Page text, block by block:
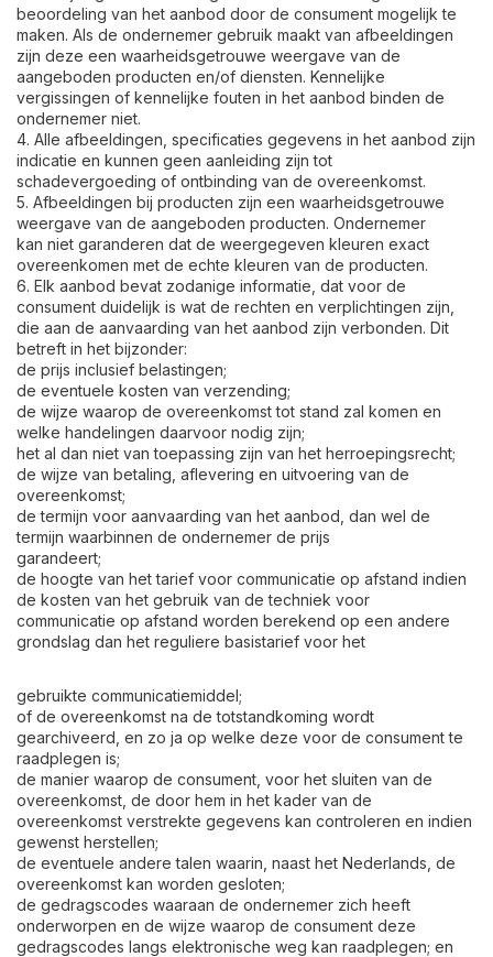
beoordeling van het aanbod door de consument mogelijk te
maken. Als de ondernemer gebruik maakt van afbeeldingen
zijn deze een waarheidsgetrouwe weergave van de
aangeboden producten en/of diensten. Kennelijke
vergissingen of kennelijke fouten in het aanbod binden de
ondernemer niet.
4. Alle afbeeldingen, specificaties gegevens in het aanbod zijn
indicatie en kunnen geen aanleiding zijn tot
schadevergoeding of ontbinding van de overeenkomst.
5. Afbeeldingen bij producten zijn een waarheidsgetrouwe
weergave van de aangeboden producten. Ondernemer
kan niet garanderen dat de weergegeven kleuren exact
overeenkomen met de echte kleuren van de producten.
6. Elk aanbod bevat zodanige informatie, dat voor de
consument duidelijk is wat de rechten en verplichtingen zijn,
die aan de aanvaarding van het aanbod zijn verbonden. Dit
betreft in het bijzonder:
de prijs inclusief belastingen;
de eventuele kosten van verzending;
de wijze waarop de overeenkomst tot stand zal komen en
welke handelingen daarvoor nodig zijn;
het al dan niet van toepassing zijn van het herroepingsrecht;
de wijze van betaling, aflevering en uitvoering van de
overeenkomst;
de termijn voor aanvaarding van het aanbod, dan wel de
termijn waarbinnen de ondernemer de prijs
garandeert;
de hoogte van het tarief voor communicatie op afstand indien
de kosten van het gebruik van de techniek voor
communicatie op afstand worden berekend op een andere
grondslag dan het reguliere basistarief voor het
gebruikte communicatiemiddel;
of de overeenkomst na de totstandkoming wordt
gearchiveerd, en zo ja op welke deze voor de consument te
raadplegen is;
de manier waarop de consument, voor het sluiten van de
overeenkomst, de door hem in het kader van de
overeenkomst verstrekte gegevens kan controleren en indien
gewenst herstellen;
de eventuele andere talen waarin, naast het Nederlands, de
overeenkomst kan worden gesloten;
de gedragscodes waaraan de ondernemer zich heeft
onderworpen en de wijze waarop de consument deze
gedragscodes langs elektronische weg kan raadplegen; en